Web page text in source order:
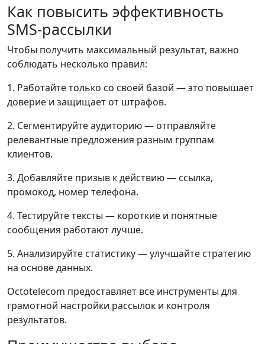
Как повысить эффективность
SMS-рассылки
Чтобы получить максимальный результат, важно
соблюдать несколько правил:
1. Работайте только со своей базой — это повышает
доверие и защищает от штрафов.
2. Сегментируйте аудиторию — отправляйте
релевантные предложения разным группам
клиентов.
3. Добавляйте призыв к действию — ссылка,
промокод, номер телефона.
4. Тестируйте тексты — короткие и понятные
сообщения работают лучше.
5. Анализируйте статистику — улучшайте стратегию
на основе данных.
Octotelecom предоставляет все инструменты для
грамотной настройки рассылок и контроля
результатов.